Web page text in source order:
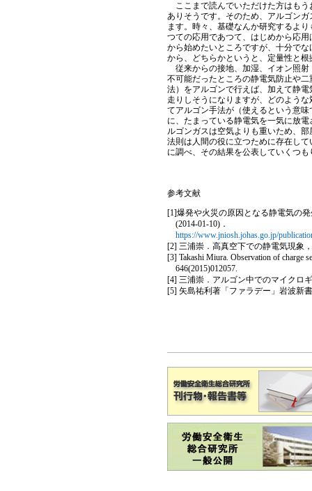
ここまで読んでいただけた方はもう
ありそうです。そのため、アルゴン
ます。時々、基礎なんか研究するよ
つての応用であつて、はじめから応
から始めたいところですが、十分で
から、どちらかというと、定量性と
従来からの接地、加湿、イオン照射
不可能だったところの静電気防止や
法）をアルゴンで行えば、加えて静
走りしそうになりますが、どのよう
てアルゴン手法が（使えるという意
に、たまっている静電気を一気に放
ルゴンガスは空気よりも重いため、
法則は人間の役に立つために存在し
に調べ、その結果を公表していくつも
参考文献
[1]爆発や火災の原因となる静電気の
(2014-01-10)．
https://www.jniosh.johas.go.jp/
[2] 三浦崇．高真空下での静電気現象
[3] Takashi Miura. Observation of charge
646(2015)012057.
[4] 三浦崇．アルゴン中でのマイクロ
[5] 矢島祐利著「ファラデー」岩波新